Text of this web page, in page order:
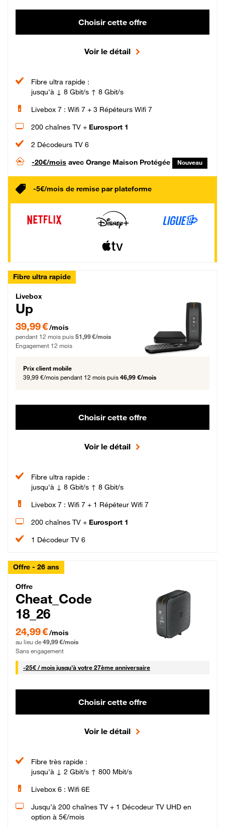
Choisir cette offre
Voir le détail
Fibre ultra rapide :
jusqu'à ↓ 8 Gbit/s ↑ 8 Gbit/s
Livebox 7 : Wifi 7 + 3 Répéteurs Wifi 7
200 chaînes TV + Eurosport 1
2 Décodeurs TV 6
-20€/mois avec Orange Maison Protégée Nouveau
-5€/mois de remise par plateforme
Fibre ultra rapide
Livebox Up Fibre
Livebox
Up
39,99 € par mois pendant 12 mois puis 51,99 € par mois, Engagement 12 mois
39,99 €/mois
pendant 12 mois puis 51,99 €/mois
Engagement 12 mois
Prix client mobile
39,99 €/mois pendant 12 mois puis 46,99 €/mois
Choisir cette offre
Voir le détail
Fibre ultra rapide :
jusqu'à ↓ 8 Gbit/s ↑ 8 Gbit/s
Livebox 7 : Wifi 7 + 1 Répéteur Wifi 7
200 chaînes TV + Eurosport 1
1 Décodeur TV 6
Offre - 26 ans
Cheat_Code Fibre_18_26
Offre
Cheat_Code
18_26
24,99 € par mois pendant 0 mois puis 49,99 € par mois, Sans engagement
24,99 €/mois
au lieu de 49,99 €/mois
Sans engagement
-25€ / mois25 € par mois
jusqu'à votre 27ème anniversaire
Choisir cette offre
Voir le détail
Fibre très rapide :
jusqu'à ↓ 2 Gbit/s ↑ 800 Mbit/s
Livebox 6 : Wifi 6E
Jusqu’à 200 chaînes TV + 1 Décodeur TV UHD en
option à 5€/mois